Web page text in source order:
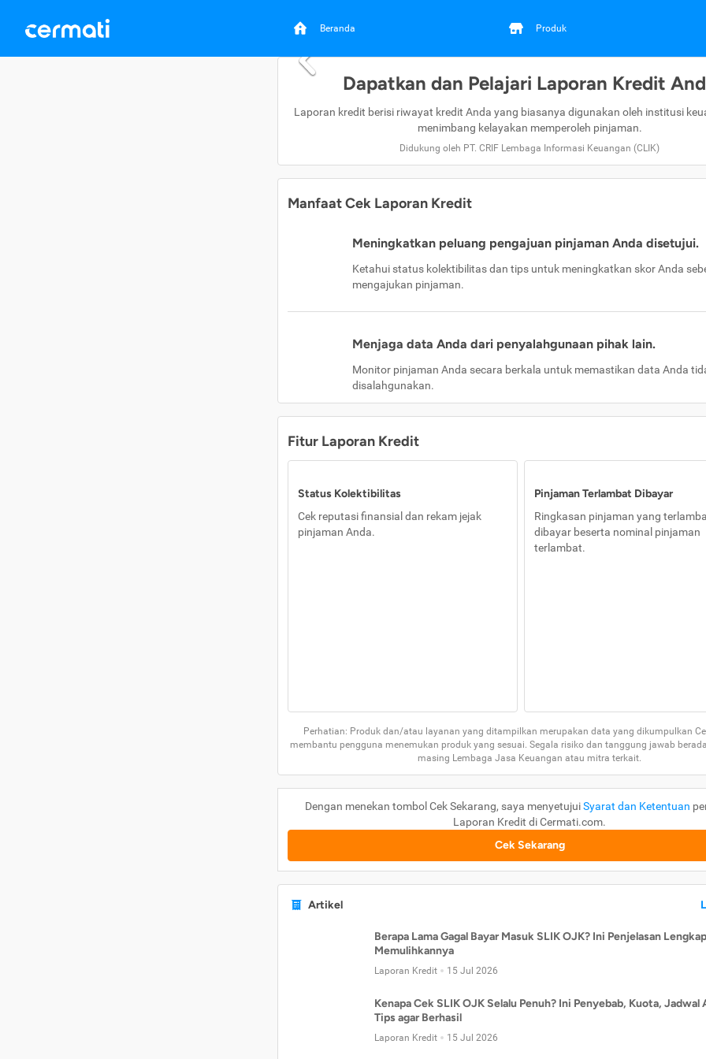
Beranda Produk
Dapatkan dan Pelajari Laporan Kredit
Laporan kredit berisi riwayat kredit Anda yang biasanya digunakan oleh institusi
menimbang kelayakan memperoleh pinjaman.
Didukung oleh PT. CRIF Lembaga Informasi Keuangan (CLIK)
Manfaat Cek Laporan Kredit
Meningkatkan peluang pengajuan pinjaman Anda disetujui.
Ketahui status kolektibilitas dan tips untuk meningkatkan skor Anda
mengajukan pinjaman.
Menjaga data Anda dari penyalahgunaan pihak lain.
Monitor pinjaman Anda secara berkala untuk memastikan data Anda
disalahgunakan.
Fitur Laporan Kredit
Status Kolektibilitas
Cek reputasi finansial dan rekam jejak
pinjaman Anda.
Pinjaman Terlambat Dibayar
Ringkasan pinjaman yang
dibayar beserta nominal pinjaman
terlambat.
Perhatian: Produk dan/atau layanan yang ditampilkan merupakan data yang dikumpulkan
membantu pengguna menemukan produk yang sesuai. Segala risiko dan tanggung jawab
masing Lembaga Jasa Keuangan atau mitra terkait.
Dengan menekan tombol Cek Sekarang, saya menyetujuiSyarat dan Ketentuan
Laporan Kredit di Cermati.com.
Cek Sekarang
Artikel
Berapa Lama Gagal Bayar Masuk SLIK OJK? Ini Penjelasan
Memulihkannya
Laporan Kredit 15 Jul 2026
Kenapa Cek SLIK OJK Selalu Penuh? Ini Penyebab, Kuota, Jadwal
Tips agar Berhasil
Laporan Kredit 15 Jul 2026